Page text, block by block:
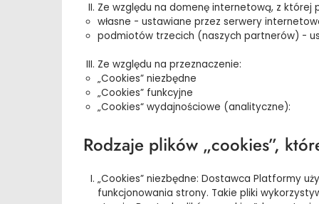
Ze względu na domenę internetową, z której
własne - ustawiane przez serwery
podmiotów trzecich (naszych partnerów) -
Ze względu na przeznaczenie:
„Cookies” niezbędne
„Cookies” funkcyjne
„Cookies“ wydajnościowe (analityczne):
Rodzaje plików „cookies”,
„Cookies” niezbędne: Dostawca Platformy
funkcjonowania strony. Takie pliki